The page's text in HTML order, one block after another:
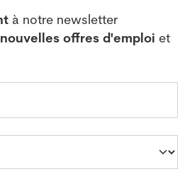
à notre newsletter
à notre newsletter
nouvelles offres d'emploi et